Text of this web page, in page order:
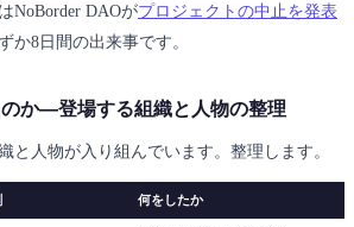
NoBorder DAOがプロジェクトの中止を発表
か8日間の出来事です。
か―登場する組織と人物の整理
と人物が入り組んでいます。整理します。
何をしたか